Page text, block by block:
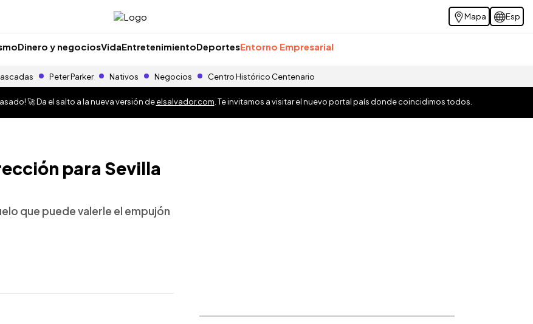
Mapa Esp
Dinero y negociosVidaEntretenimientoDeportesEntorno Empresarial
Peter Parker Nativos Negocios Centro Histórico Centenario
🚀 Da el salto a la nueva versión deelsalvador.com . Te invitamos a visitar el nuevo portal país donde coincidimos todos.
para Sevilla
que puede valerle el empujón